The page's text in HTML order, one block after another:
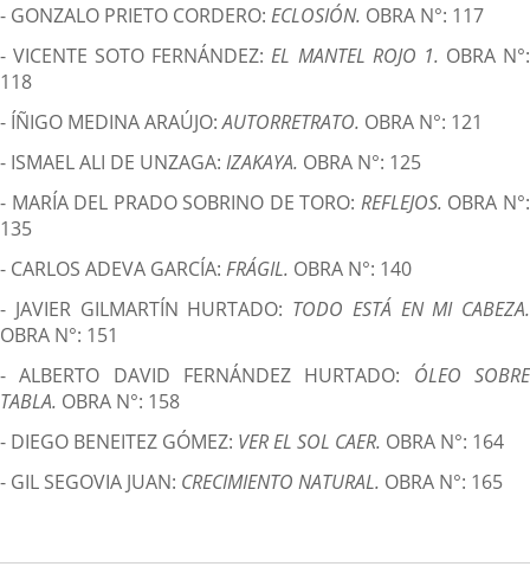
- GONZALO PRIETO CORDERO: ECLOSIÓN. OBRA N°: 117
- VICENTE SOTO FERNÁNDEZ:EL MANTEL ROJO 1. OBRA N°:
118
- ÍÑIGO MEDINA ARAÚJO:AUTORRETRATO. OBRA N°: 121
- ISMAEL ALI DE UNZAGA: IZAKAYA. OBRA N°: 125
- MARÍA DEL PRADO SOBRINO DE TORO: REFLEJOS. OBRA N°:
135
- CARLOS ADEVA GARCÍA: FRÁGIL. OBRA N°: 140
- JAVIER GILMARTÍN HURTADO: TODO ESTÁ EN MI CABEZA.
OBRA N°: 151
- ALBERTO DAVID FERNÁNDEZ HURTADO: ÓLEO SOBRE
TABLA. OBRA N°: 158
- DIEGO BENEITEZ GÓMEZ: VER EL SOL CAER. OBRA N°: 164
- GIL SEGOVIA JUAN: CRECIMIENTO NATURAL. OBRA N°: 165